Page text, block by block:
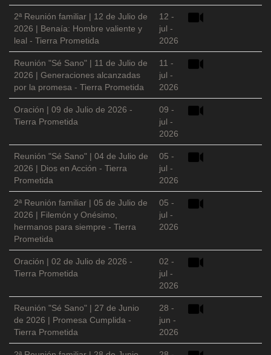
2ª Reunión familiar | 12 de Julio de
2026 | Benaía: Hombre valiente y
leal - Tierra Prometida
12 -
jul -
2026
Reunión "Sé Sano" | 11 de Julio de
2026 | Generaciones alcanzadas
por la promesa - Tierra Prometida
11 -
jul -
2026
Oración | 09 de Julio de 2026 -
Tierra Prometida
09 -
jul -
2026
Reunión "Sé Sano" | 04 de Julio de
2026 | Dios en Acción - Tierra
Prometida
05 -
jul -
2026
2ª Reunión familiar | 05 de Julio de
2026 | Filemón y Onésimo,
hermanos para siempre - Tierra
Prometida
05 -
jul -
2026
Oración | 02 de Julio de 2026 -
Tierra Prometida
02 -
jul -
2026
Reunión "Sé Sano" | 27 de Junio
de 2026 | Promesa Cumplida -
Tierra Prometida
28 -
jun -
2026